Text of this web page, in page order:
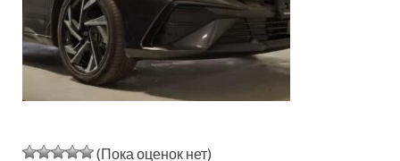
(Пока оценок нет)